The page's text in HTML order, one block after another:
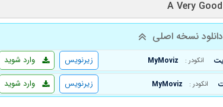
دانلود نسخه اصلی
انکودر : MyMoviz وارد شوید
زیرنویس
انکودر : MyMoviz وارد شوید زیرنویس